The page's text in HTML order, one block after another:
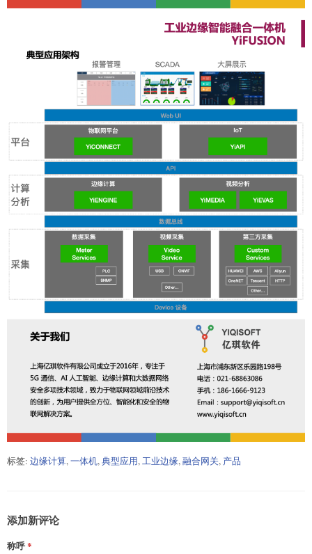
标签: 边缘计算,一体机,典型应用,工业边缘,融合网关, 产品
添加新评论
称呼